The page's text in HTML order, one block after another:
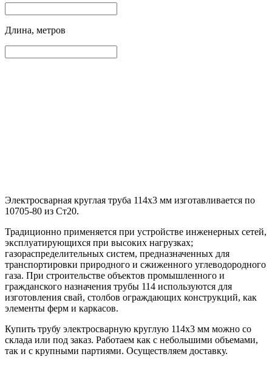
Длина, метров
Электросварная круглая труба 114х3 мм изготавливается по
10705-80 из Ст20.
Традиционно применяется при устройстве инженерных сетей,
эксплуатирующихся при высоких нагрузках;
газораспределительных систем, предназначенных для
транспортировки природного и сжиженного углеводородного
газа. При строительстве объектов промышленного и
гражданского назначения трубы 114 используются для
изготовления свай, столбов ограждающих конструкций, как
элементы ферм и каркасов.
Купить трубу электросварную круглую 114х3 мм можно со
склада или под заказ. Работаем как с небольшими объемами,
так и с крупными партиями. Осуществляем доставку.